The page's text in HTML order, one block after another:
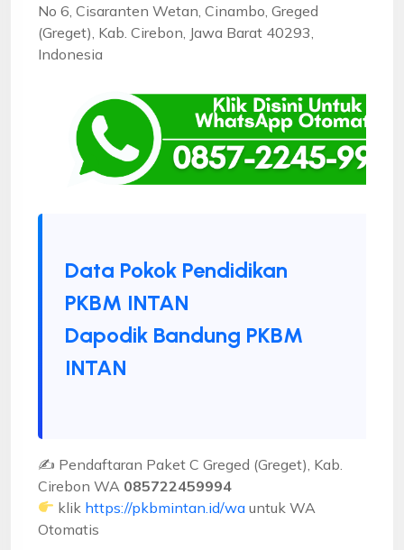
No 6, Cisaranten Wetan, Cinambo, Greged
(Greget), Kab. Cirebon, Jawa Barat 40293,
Indonesia
Data Pokok Pendidikan
PKBM INTAN
Dapodik Bandung PKBM
INTAN
✍ Pendaftaran Paket C Greged (Greget), Kab.
Cirebon WA 085722459994
klik https://pkbmintan.id/wa untuk WA
Otomatis